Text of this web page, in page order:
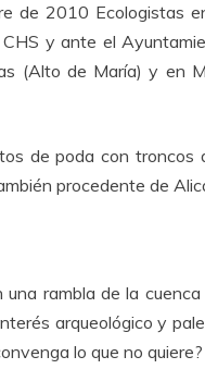
de 2010 Ecologistas
y ante el
(Alto de María) y en
de poda con troncos
procedente de
rambla de la
arqueológico y
lo que no